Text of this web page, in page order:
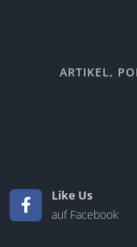
ARTIKEL,
Like Us
auf Facebook